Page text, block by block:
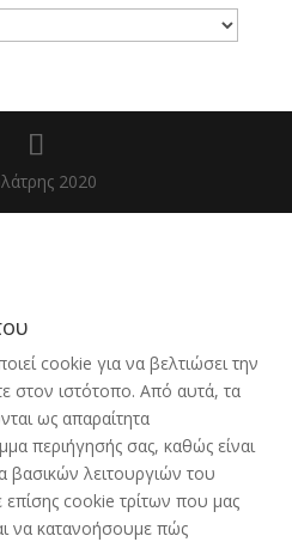
2020
cookie για να βελτιώσει την
στον ιστότοπο. Από αυτά, τα
ως απαραίτητα
περιήγησής σας, καθώς είναι
βασικών λειτουργιών του
cookie τρίτων που μας
να κατανοήσουμε πώς